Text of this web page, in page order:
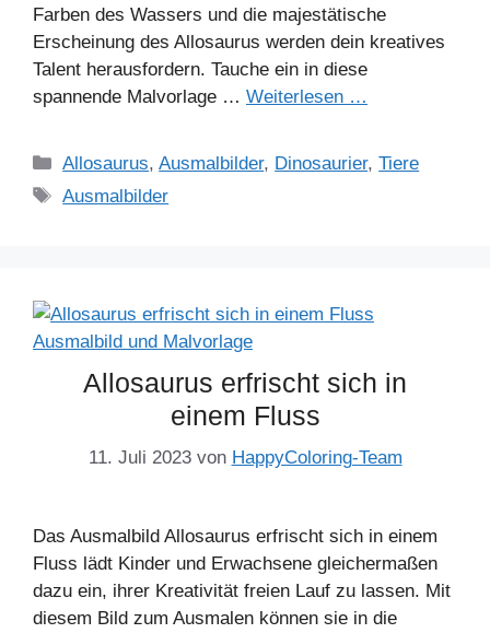
Farben des Wassers und die majestätische
Erscheinung des Allosaurus werden dein kreatives
Talent herausfordern. Tauche ein in diese
spannende Malvorlage … Weiterlesen …
Kategorien
Allosaurus,Ausmalbilder, Dinosaurier,Tiere
Schlagwörter
Ausmalbilder
Allosaurus erfrischt sich in
einem Fluss
11. Juli 2023 von HappyColoring-Team
Das Ausmalbild Allosaurus erfrischt sich in einem
Fluss lädt Kinder und Erwachsene gleichermaßen
dazu ein, ihrer Kreativität freien Lauf zu lassen. Mit
diesem Bild zum Ausmalen können sie in die